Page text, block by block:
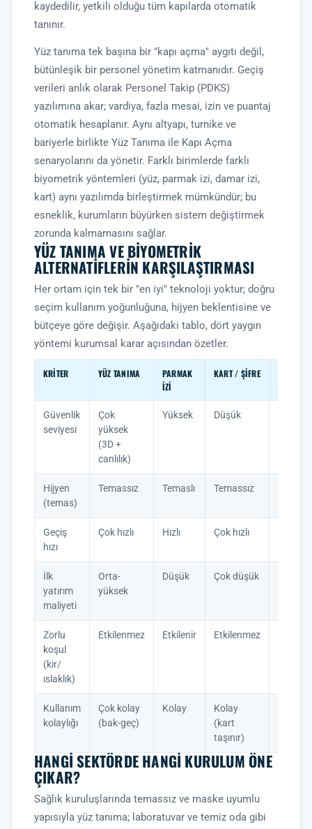
kaydedilir, yetkili olduğu tüm kapılarda otomatik
tanınır.
Yüz tanıma tek başına bir "kapı açma" aygıtı değil,
bütünleşik bir personel yönetim katmanıdır. Geçiş
verileri anlık olarak Personel Takip (PDKS)
yazılımına akar; vardiya, fazla mesai, izin ve puantaj
otomatik hesaplanır. Aynı altyapı, turnike ve
bariyerle birlikte Yüz Tanıma ile Kapı Açma
senaryolarını da yönetir. Farklı birimlerde farklı
biyometrik yöntemleri (yüz, parmak izi, damar izi,
kart) aynı yazılımda birleştirmek mümkündür; bu
esneklik, kurumların büyürken sistem değiştirmek
zorunda kalmamasını sağlar.
YÜZ TANIMA VE BIYOMETRIK
ALTERNATIFLERIN KARŞILAŞTIRMASI
Her ortam için tek bir "en iyi" teknoloji yoktur; doğru
seçim kullanım yoğunluğuna, hijyen beklentisine ve
bütçeye göre değişir. Aşağıdaki tablo, dört yaygın
yöntemi kurumsal karar açısından özetler.
KRITER YÜZ TANIMA
PARMAK
İZI
KART / ŞIFRE
Güvenlik
seviyesi
Çok
yüksek
(3D +
canlılık)
Yüksek Düşük
Hijyen
(temas)
Temassız Temaslı Temassız
Geçiş
hızı
Çok hızlı Hızlı Çok hızlı
İlk
yatırım
maliyeti
Orta-
yüksek
Düşük Çok düşük
Zorlu
koşul
(kir/
ıslaklık)
Etkilenmez Etkilenir Etkilenmez
Kullanım
kolaylığı
Çok kolay
(bak-geç)
Kolay
Kolay
(kart
taşınır)
HANGI SEKTÖRDE HANGI KURULUM ÖNE
ÇIKAR?
Sağlık kuruluşlarında temassız ve maske uyumlu
yapısıyla yüz tanıma; laboratuvar ve temiz oda gibi